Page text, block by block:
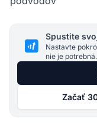
Spustite
Nastavte
nie je potrebná.
Začať